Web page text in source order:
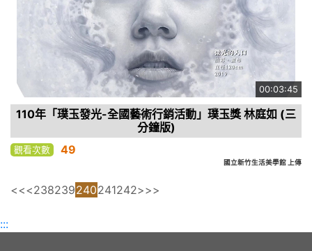
00:03:45
110年「璞玉發光-全國藝術行銷活動」璞玉獎 林庭如 (三
分鐘版)
觀看次數 49
國立新竹生活美學館 上傳
<<<238239240241242>>>
:::